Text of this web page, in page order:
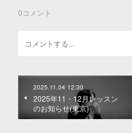
0コメント
2025.11.04 12:30
2025年11・12月レッスン
のお知らせ(東京)